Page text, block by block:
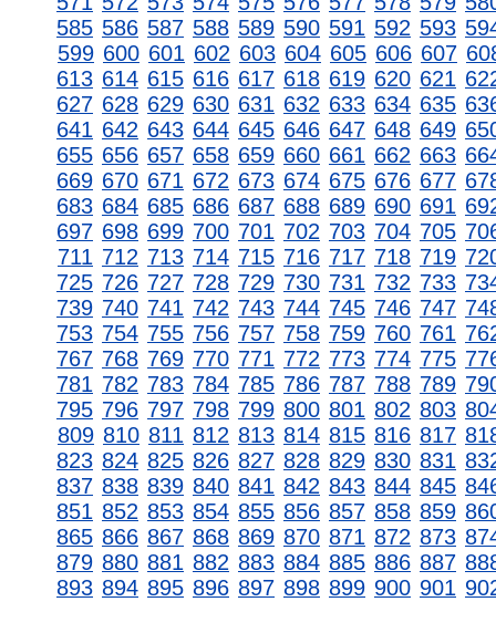
585 586 587 588 589 590 591 592 593
599 600 601 602 603 604 605 606 607
613 614 615 616 617 618 619 620 621
627 628 629 630 631 632 633 634 635
641 642 643 644 645 646 647 648 649
655 656 657 658 659 660 661 662 663
669 670 671 672 673 674 675 676 677
683 684 685 686 687 688 689 690 691
697 698 699 700 701 702 703 704 705
711 712 713 714 715 716 717 718 719
725 726 727 728 729 730 731 732 733
739 740 741 742 743 744 745 746 747
753 754 755 756 757 758 759 760 761
767 768 769 770 771 772 773 774 775
781 782 783 784 785 786 787 788 789
795 796 797 798 799 800 801 802 803
809 810 811 812 813 814 815 816 817
823 824 825 826 827 828 829 830 831
837 838 839 840 841 842 843 844 845
851 852 853 854 855 856 857 858 859
865 866 867 868 869 870 871 872 873
879 880 881 882 883 884 885 886 887
893 894 895 896 897 898 899 900 901